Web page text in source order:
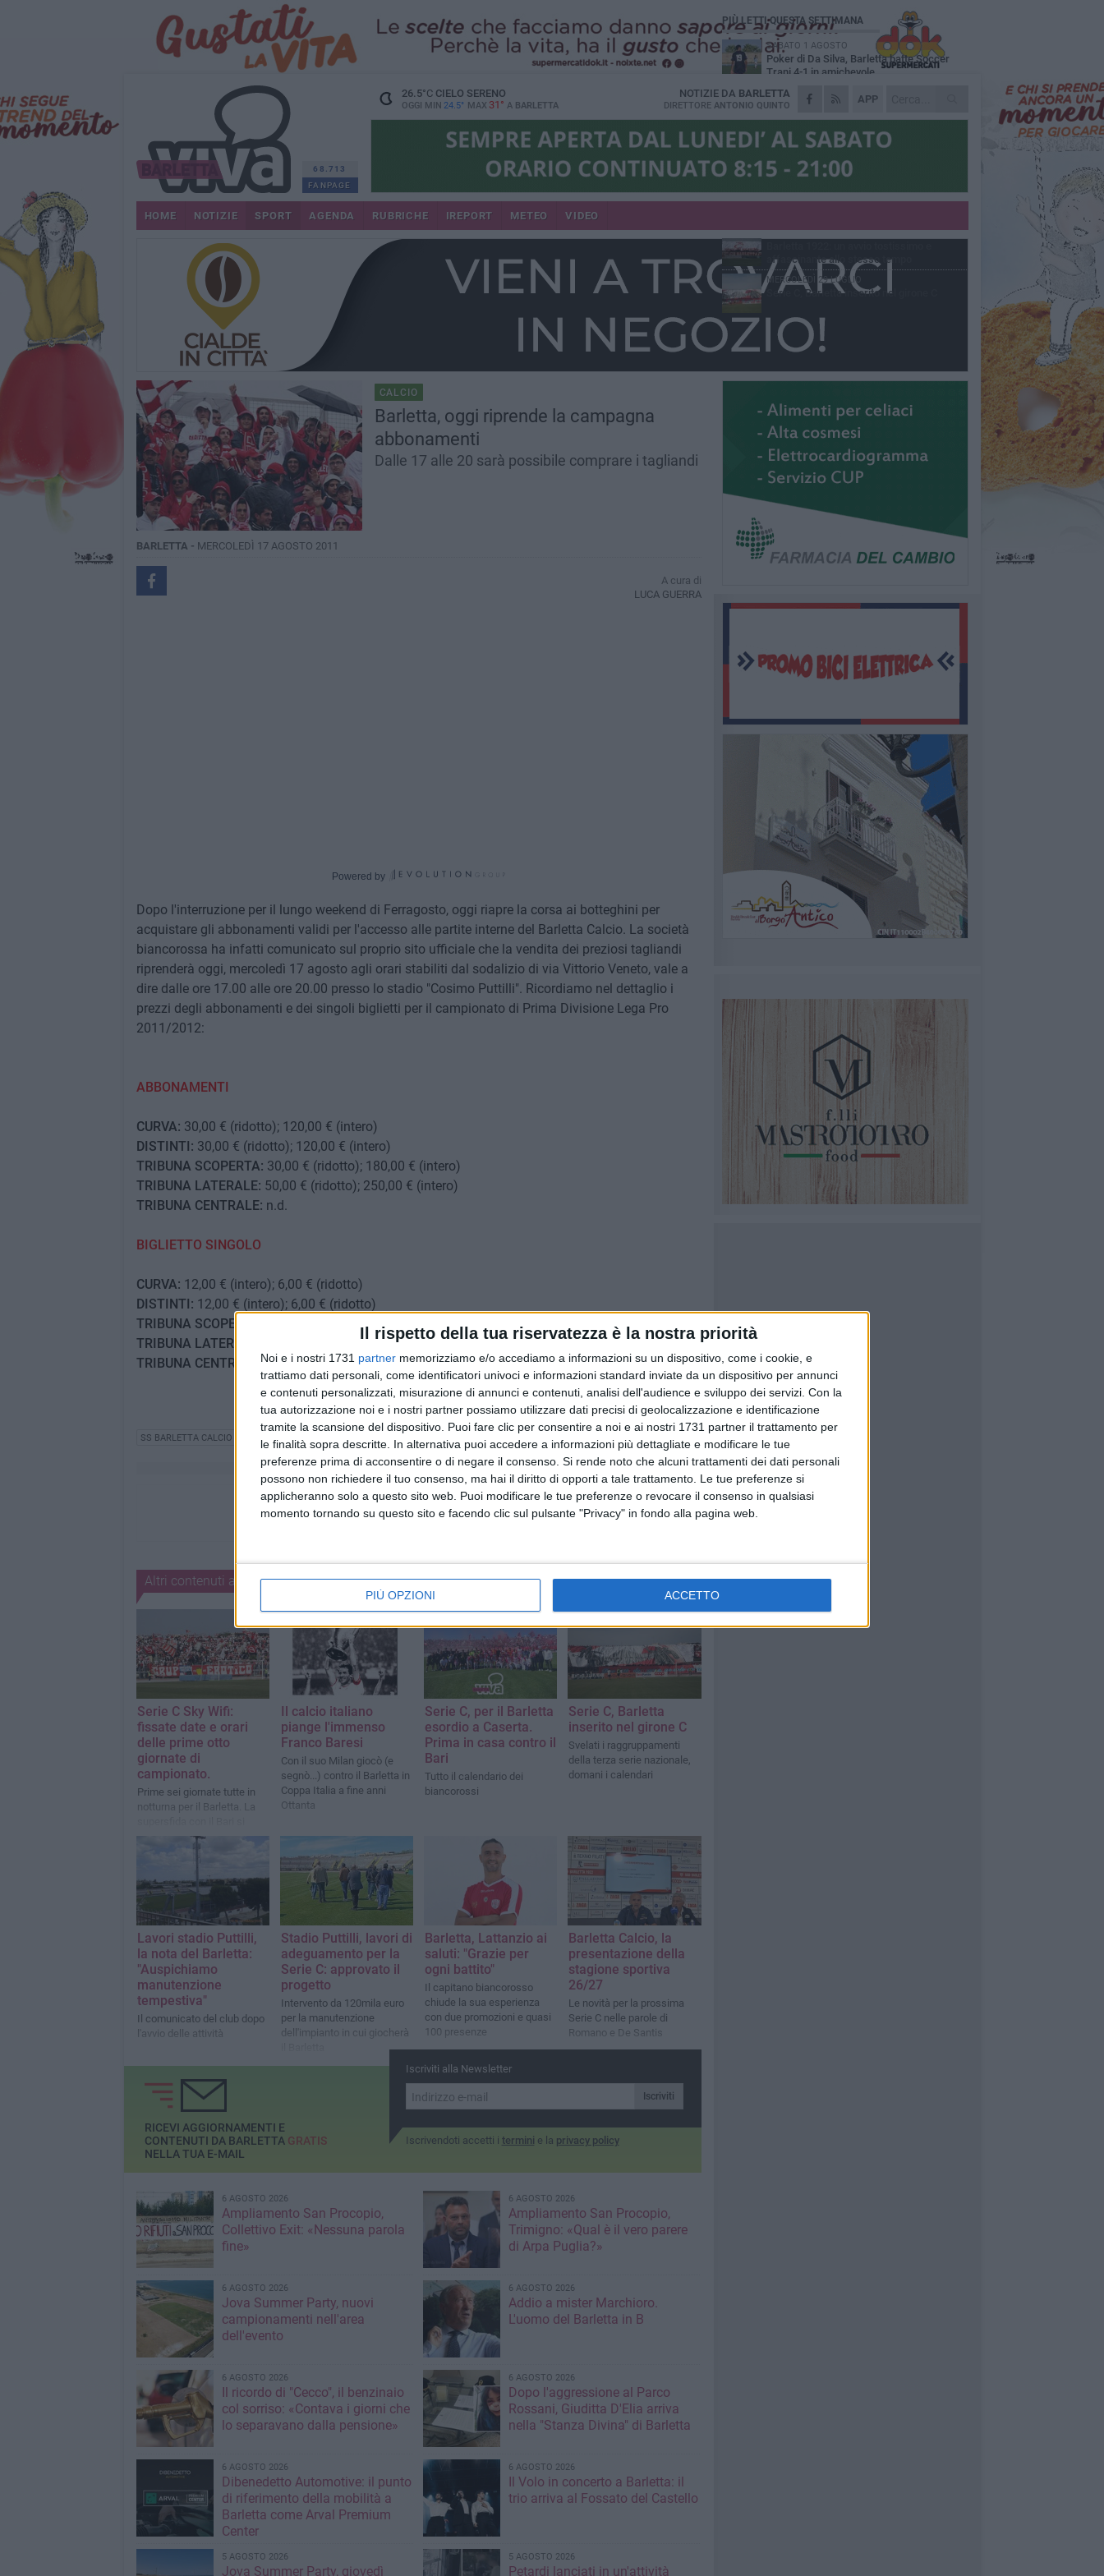
Il rispetto della tua riservatezza è la nostra priorità
Noi e i nostri 1731 partner memorizziamo e/o accediamo a informazioni su un dispositivo, come i cookie, e
trattiamo dati personali, come identificatori univoci e informazioni standard inviate da un dispositivo per annunci
e contenuti personalizzati, misurazione di annunci e contenuti, analisi dell'audience e sviluppo dei servizi. Con la
tua autorizzazione noi e i nostri partner possiamo utilizzare dati precisi di geolocalizzazione e identificazione
tramite la scansione del dispositivo. Puoi fare clic per consentire a noi e ai nostri 1731 partner il trattamento per
le finalità sopra descritte. In alternativa puoi accedere a informazioni più dettagliate e modificare le tue
preferenze prima di acconsentire o di negare il consenso. Si rende noto che alcuni trattamenti dei dati personali
possono non richiedere il tuo consenso, ma hai il diritto di opporti a tale trattamento. Le tue preferenze si
applicheranno solo a questo sito web. Puoi modificare le tue preferenze o revocare il consenso in qualsiasi
momento tornando su questo sito e facendo clic sul pulsante "Privacy" in fondo alla pagina web.
PIÙ OPZIONI ACCETTO
68.713
FANPAGE
26.5°CCIELO SERENO
OGGI MIN 24.5° MAX 31° A BARLETTA
APP
NOTIZIE DA BARLETTA
DIRETTORE ANTONIO QUINTO
HOME NOTIZIE SPORT AGENDA RUBRICHE IREPORT METEO VIDEO
CALCIO
Barletta, oggi riprende la campagna
abbonamenti
Dalle 17 alle 20 sarà possibile comprare i tagliandi
BARLETTA - MERCOLEDÌ 17 AGOSTO 2011
A cura di
LUCA GUERRA
Powered by
Dopo l'interruzione per il lungo weekend di Ferragosto, oggi riapre la corsa ai botteghini per
acquistare gli abbonamenti validi per l'accesso alle partite interne del Barletta Calcio. La società
biancorossa ha infatti comunicato sul proprio sito ufficiale che la vendita dei preziosi tagliandi
riprenderà oggi, mercoledì 17 agosto agli orari stabiliti dal sodalizio di via Vittorio Veneto, vale a
dire dalle ore 17.00 alle ore 20.00 presso lo stadio "Cosimo Puttilli". Ricordiamo nel dettaglio i
prezzi degli abbonamenti e dei singoli biglietti per il campionato di Prima Divisione Lega Pro
2011/2012:
ABBONAMENTI
CURVA: 30,00 € (ridotto); 120,00 € (intero)
DISTINTI: 30,00 € (ridotto); 120,00 € (intero)
TRIBUNA SCOPERTA: 30,00 € (ridotto); 180,00 € (intero)
TRIBUNA LATERALE: 50,00 € (ridotto); 250,00 € (intero)
TRIBUNA CENTRALE: n.d.
BIGLIETTO SINGOLO
CURVA: 12,00 € (intero); 6,00 € (ridotto)
DISTINTI: 12,00 € (intero); 6,00 € (ridotto)
TRIBUNA SCOPERTA:
14,00 € (intero); 6,00€ (ridotto)
TRIBUNA LATERALE:
19,00 € (intero); 12,00 € (ridotto)
TRIBUNA CENTRALE:30,00 €
SS BARLETTA CALCIO CALCIO
Altri contenuti a tema
Serie C Sky Wifi:
fissate date e orari
delle prime otto
giornate di
campionato.
Prime sei giornate tutte in
notturna per il Barletta. La
giocheràvenerdì 28 agosto
alle ore 21. Contro il Potenza
settembre.
Il calcio italiano
piange l'immenso
Franco Baresi
Con il suo Milan giocò (e
segnò...) contro il Barletta in
Coppa Italia a fine anni
Ottanta
Serie C, per il Barletta
esordio a Caserta.
Prima in casa contro il
Bari
Tutto il calendario dei
biancorossi
Serie C, Barletta
inserito nel girone C
Svelati i raggruppamenti
della terza serie nazionale,
domani i calendari
Lavori stadio Puttilli,
la nota del Barletta:
"Auspichiamo
manutenzione
tempestiva"
Il comunicato del club dopo
l'avvio delle attività
Stadio Puttilli, lavori di
adeguamento per la
Serie C: approvato il
progetto
Intervento da 120mila euro
per la manutenzione
dell'impianto in cui giocherà
Barletta, Lattanzio ai
saluti: "Grazie per
ogni battito"
Il capitano biancorosso
chiude la sua esperienza
con due promozioni e quasi
100 presenze
Barletta Calcio, la
presentazione della
stagione sportiva
26/27
Le novità per la prossima
Serie C nelle parole di
Romano e De Santis
Iscriviti alla Newsletter
Iscriviti
Iscrivendoti accetti i termini e la privacy policy
RICEVI AGGIORNAMENTI E
CONTENUTI DA BARLETTA GRATIS
NELLA TUA E-MAIL
6 AGOSTO 2026
Ampliamento San Procopio,
Collettivo Exit: «Nessuna parola
fine»
6 AGOSTO 2026
Ampliamento San Procopio,
Trimigno: «Qual è il vero parere
di Arpa Puglia?»
6 AGOSTO 2026
Jova Summer Party, nuovi
campionamenti nell'area
dell'evento
6 AGOSTO 2026
Addio a mister Marchioro.
L'uomo del Barletta in B
6 AGOSTO 2026
Il ricordo di "Cecco", il benzinaio
col sorriso: «Contava i giorni che
lo separavano dalla pensione»
6 AGOSTO 2026
Dopo l'aggressione al Parco
Rossani, Giuditta D'Elia arriva
nella "Stanza Divina" di Barletta
6 AGOSTO 2026
Dibenedetto Automotive: il punto
di riferimento della mobilità a
Barletta come Arval Premium
Center
6 AGOSTO 2026
Il Volo in concerto a Barletta: il
trio arriva al Fossato del Castello
5 AGOSTO 2026
Jova Summer Party, giovedì
5 AGOSTO 2026
Petardi lanciati in un'attività
PIÙ LETTI QUESTA SETTIMANA
SABATO 1 AGOSTO
Poker di Da Silva, Barletta batte Soccer
Trani 4-1 in amichevole
VENERDÌ 31 LUGLIO
Serie C Sky Wifi: fissate date e orari delle
prime otto giornate di campionato.
VENERDÌ 31 LUGLIO
Baresi
Addio a mister Marchioro. L'uomo del
VENERDÌ 31 LUGLIO
affascinante allo stesso tempo
MERCOLEDÌ 29 LUGLIO
Serie C, Barletta inserito nel girone C